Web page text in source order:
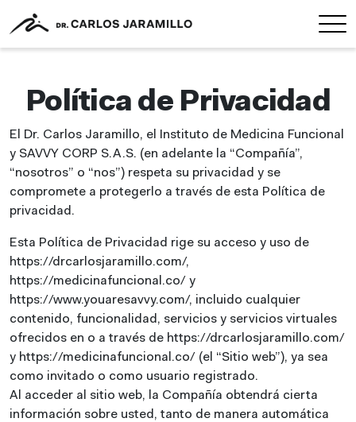
Política de Privacidad
El Dr. Carlos Jaramillo, el Instituto de Medicina Funcional
y SAVVY CORP S.A.S. (en adelante la “Compañía”,
“nosotros” o “nos”) respeta su privacidad y se
compromete a protegerlo a través de esta Política de
privacidad.
Esta Política de Privacidad rige su acceso y uso de
https://drcarlosjaramillo.com/,
https://medicinafuncional.co/ y
https://www.youaresavvy.com/, incluido cualquier
contenido, funcionalidad, servicios y servicios virtuales
ofrecidos en o a través de https://drcarlosjaramillo.com/
y https://medicinafuncional.co/ (el “Sitio web”), ya sea
como invitado o como usuario registrado.
Al acceder al sitio web, la Compañía obtendrá cierta
información sobre usted, tanto de manera automática